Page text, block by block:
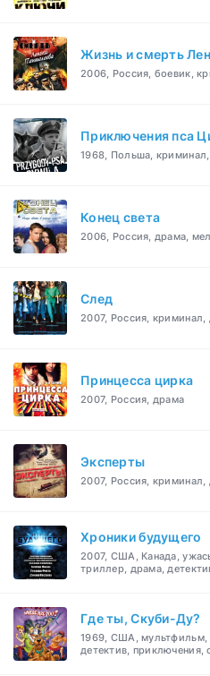
Жизнь и смерть
2006, Россия, боевик,
Приключения пса
1968, Польша,
Конец света
2006, Россия, драма,
След
2007, Россия, криминал,
Принцесса цирка
2007, Россия, драма
Эксперты
2007, Россия, криминал,
Хроники будущего
2007, США, Канада,
триллер, драма,
Где ты, Скуби-Ду?
1969, США, мультфильм,
детектив, приключения,